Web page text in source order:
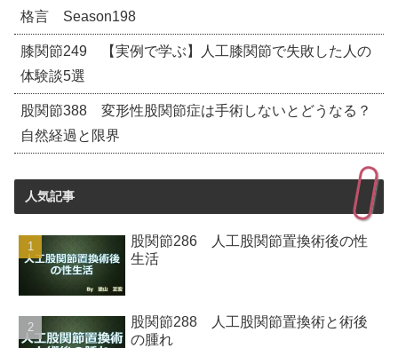
格言 Season198
膝関節249 【実例で学ぶ】人工膝関節で失敗した人の
体験談5選
股関節388 変形性股関節症は手術しないとどうなる？
自然経過と限界
人気記事
股関節286 人工股関節置換術後の性
生活
股関節288 人工股関節置換術と術後
の腫れ